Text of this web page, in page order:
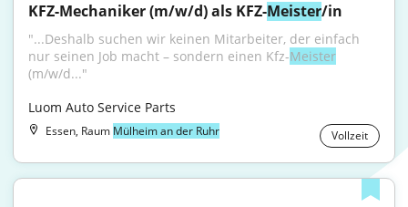
KFZ-Mechaniker (m/w/d) als KFZ-Meister/in
"...Deshalb suchen wir keinen Mitarbeiter, der einfach
nur seinen Job macht – sondern einen Kfz-Meister
(m/w/d..."
Luom Auto Service Parts
Essen, Raum Mülheim an der Ruhr Vollzeit